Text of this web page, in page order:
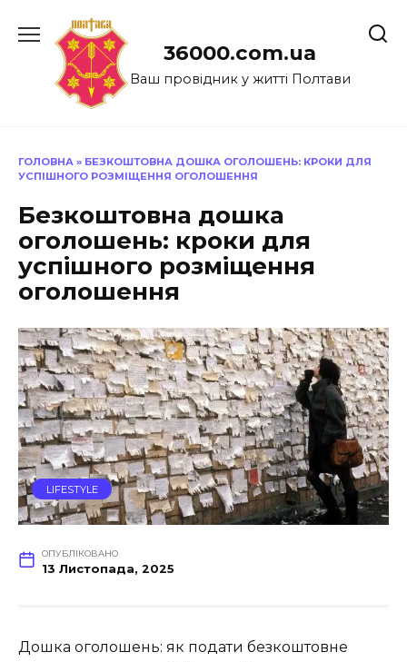
до
36000.com.ua
Ваш провідник у житті Полтави
ГОЛОВНА » БЕЗКОШТОВНА ДОШКА ОГОЛОШЕНЬ: КРОКИ ДЛЯ
УСПІШНОГО РОЗМІЩЕННЯ ОГОЛОШЕННЯ
Безкоштовна дошка
оголошень: кроки для
успішного розміщення
оголошення
LIFESTYLE
ОПУБЛІКОВАНО
13 Листопада, 2025
Дошка оголошень: як подати безкоштовне